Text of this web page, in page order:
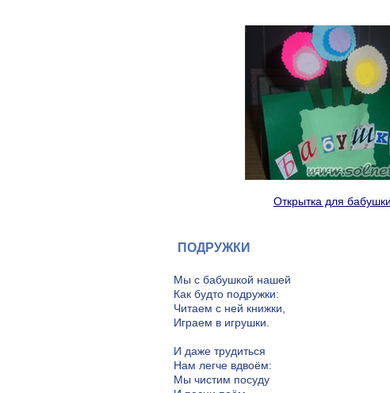
Открытка для
ПОДРУЖКИ
Мы с бабушкой нашей
Как будто подружки:
Читаем с ней книжки,
Играем в игрушки.
И даже трудиться
Нам легче вдвоём:
Мы чистим посуду